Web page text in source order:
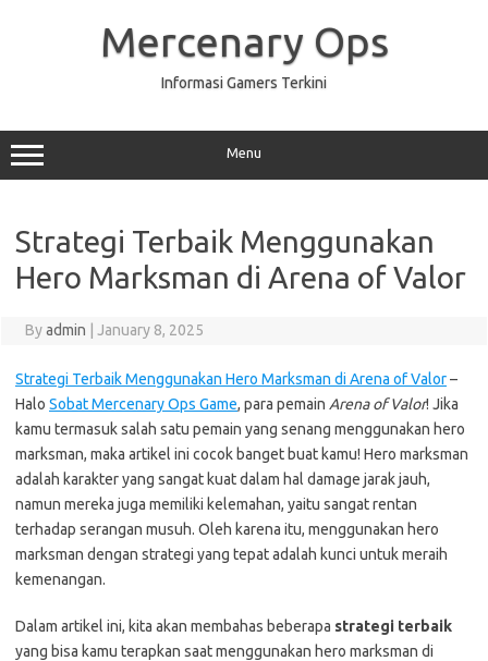
Mercenary Ops
Informasi Gamers Terkini
Menu
Strategi Terbaik Menggunakan
Hero Marksman di Arena of Valor
Byadmin January 8, 2025
Strategi Terbaik Menggunakan Hero Marksman di Arena of Valor–
Halo Sobat Mercenary Ops Game, para pemain Arena of Valor! Jika
kamu termasuk salah satu pemain yang senang menggunakan hero
marksman, maka artikel ini cocok banget buat kamu! Hero marksman
adalah karakter yang sangat kuat dalam hal damage jarak jauh,
namun mereka juga memiliki kelemahan, yaitu sangat rentan
terhadap serangan musuh. Oleh karena itu, menggunakan hero
marksman dengan strategi yang tepat adalah kunci untuk meraih
kemenangan.
Dalam artikel ini, kita akan membahas beberapa strategi terbaik
yang bisa kamu terapkan saat menggunakan hero marksman di